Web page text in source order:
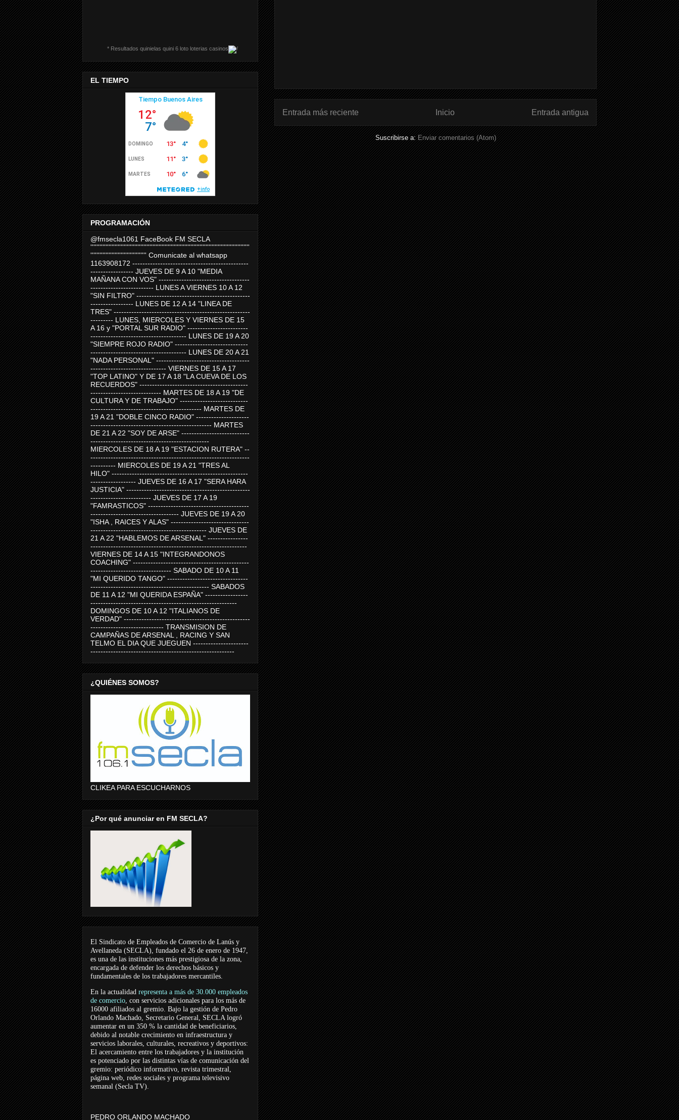
Entrada más reciente Entrada antigua
Inicio
Suscribirse a: Enviar comentarios (Atom)
* Resultados quinielas quini 6 loto loterias casinos
EL TIEMPO
PROGRAMACIÓN
@fmsecla1061 FaceBook FM SECLA
'''''''''''''''''''''''''''''''''''''''''''''''''''''''''''''''''''''''''''''''''''''''''''''''''''''''''
''''''''''''''''''''''''''''''''''''' Comunicate al whatsapp
1163908172 ----------------------------------------------
----------------- JUEVES DE 9 A 10 "MEDIA
MAÑANA CON VOS" ------------------------------------
------------------------- LUNES A VIERNES 10 A 12
"SIN FILTRO" ---------------------------------------------
----------------- LUNES DE 12 A 14 "LINEA DE
TRES" ------------------------------------------------------
--------- LUNES, MIERCOLES Y VIERNES DE 15
A 16 y "PORTAL SUR RADIO" ------------------------
-------------------------------------- LUNES DE 19 A 20
"SIEMPRE ROJO RADIO" -----------------------------
-------------------------------------- LUNES DE 20 A 21
"NADA PERSONAL" -------------------------------------
------------------------------ VIERNES DE 15 A 17
"TOP LATINO" Y DE 17 A 18 "LA CUEVA DE LOS
RECUERDOS" -------------------------------------------
---------------------------- MARTES DE 18 A 19 "DE
CULTURA Y DE TRABAJO" ---------------------------
-------------------------------------------- MARTES DE
19 A 21 "DOBLE CINCO RADIO" ---------------------
------------------------------------------------ MARTES
DE 21 A 22 "SOY DE ARSE" ---------------------------
-----------------------------------------------
MIERCOLES DE 18 A 19 "ESTACION RUTERA" --
---------------------------------------------------------------
---------- MIERCOLES DE 19 A 21 "TRES AL
HILO" ------------------------------------------------------
------------------ JUEVES DE 16 A 17 "SERA HARA
JUSTICIA" -------------------------------------------------
------------------------ JUEVES DE 17 A 19
"FAMRASTICOS" ----------------------------------------
----------------------------------- JUEVES DE 19 A 20
"ISHA , RAICES Y ALAS" -------------------------------
---------------------------------------------- JUEVES DE
21 A 22 "HABLEMOS DE ARSENAL" ----------------
--------------------------------------------------------------
VIERNES DE 14 A 15 "INTEGRANDONOS
COACHING" ----------------------------------------------
-------------------------------- SABADO DE 10 A 11
"MI QUERIDO TANGO" --------------------------------
----------------------------------------------- SABADOS
DE 11 A 12 "MI QUERIDA ESPAÑA" -----------------
----------------------------------------------------------
DOMINGOS DE 10 A 12 "ITALIANOS DE
VERDAD" --------------------------------------------------
----------------------------- TRANSMISION DE
CAMPAÑAS DE ARSENAL , RACING Y SAN
TELMO EL DIA QUE JUEGUEN ----------------------
---------------------------------------------------------
¿QUIÉNES SOMOS?
CLIKEA PARA ESCUCHARNOS
¿Por qué anunciar en FM SECLA?
El Sindicato de Empleados de Comercio de Lanús y
Avellaneda (SECLA), fundado el 26 de enero de 1947,
es una de las instituciones más prestigiosa de la zona,
encargada de defender los derechos básicos y
fundamentales de los trabajadores mercantiles.
En la actualidad representa a más de 30.000 empleados
de comercio, con servicios adicionales para los más de
16000 afiliados al gremio. Bajo la gestión de Pedro
Orlando Machado, Secretario General, SECLA logró
aumentar en un 350 % la cantidad de beneficiarios,
debido al notable crecimiento en infraestructura y
servicios laborales, culturales, recreativos y deportivos:
El acercamiento entre los trabajadores y la institución
es potenciado por las distintas vías de comunicación del
gremio: periódico informativo, revista trimestral,
página web, redes sociales y programa televisivo
semanal (Secla TV).
PEDRO ORLANDO MACHADO